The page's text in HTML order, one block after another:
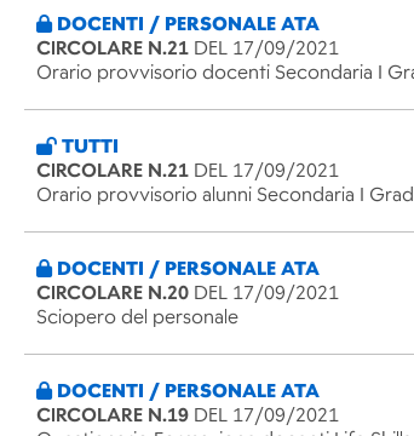
DOCENTI / PERSONALE ATA
CIRCOLARE N.21 DEL 17/09/2021
Orario provvisorio docenti Secondaria I
TUTTI
CIRCOLARE N.21 DEL 17/09/2021
Orario provvisorio alunni Secondaria I
DOCENTI / PERSONALE ATA
CIRCOLARE N.20 DEL 17/09/2021
Sciopero del personale
DOCENTI / PERSONALE ATA
CIRCOLARE N.19 DEL 17/09/2021